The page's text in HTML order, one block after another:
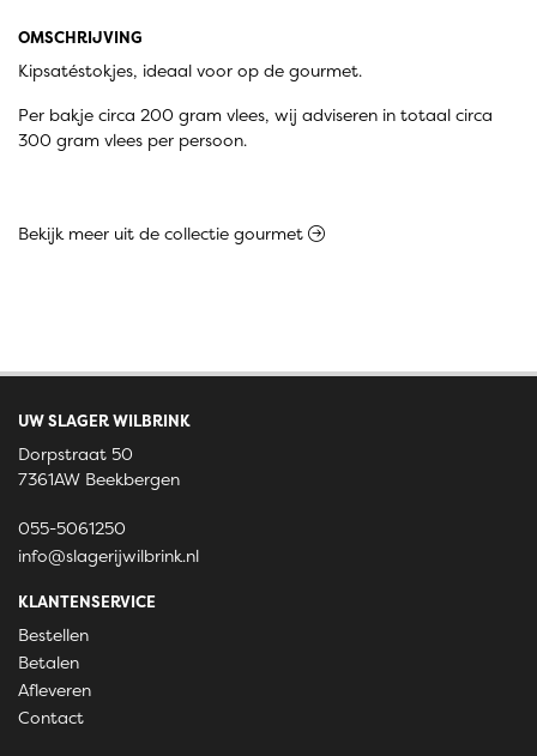
OMSCHRIJVING
Kipsatéstokjes, ideaal voor op de gourmet.
Per bakje circa 200 gram vlees, wij adviseren in totaal circa
300 gram vlees per persoon.
Bekijk meer uit de collectie gourmet
UW SLAGER WILBRINK
Dorpstraat 50
7361AW Beekbergen
055-5061250
info@slagerijwilbrink.nl
KLANTENSERVICE
Bestellen
Betalen
Afleveren
Contact